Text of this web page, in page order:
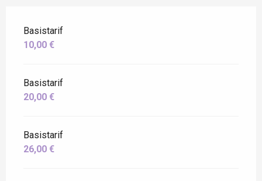
Basistarif
10,00 €
Basistarif
20,00 €
Basistarif
26,00 €